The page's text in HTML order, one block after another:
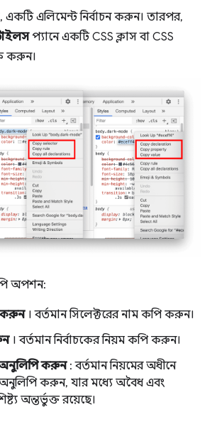
একটি এলিমেন্ট নির্বাচন করুন। তারপর,
প্যানে একটি CSS ক্লাস বা CSS
করুন।
অপশন:
করুন। বর্তমান সিলেক্টরের নাম কপি করুন।
। বর্তমান নির্বাচকের নিয়ম কপি করুন।
করুন: বর্তমান নিয়মের অধীনে
করুন, যার মধ্যে অবৈধ এবং
অন্তর্ভুক্ত রয়েছে।